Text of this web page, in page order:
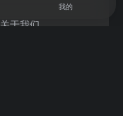
关于我们
我的